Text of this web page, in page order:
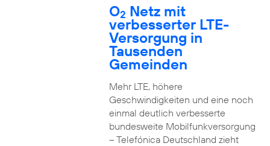
O2 Netz mit
verbesserter LTE-
Versorgung in
Tausenden
Gemeinden
Mehr LTE, höhere
Geschwindigkeiten und eine noch
einmal deutlich verbesserte
bundesweite Mobilfunkversorgung
– Telefónica Deutschland zieht